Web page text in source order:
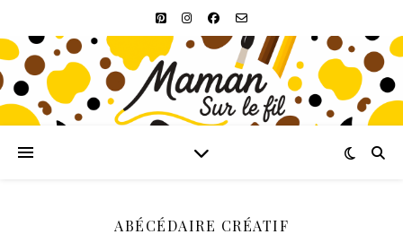
ABÉCÉDAIRE CRÉATIF